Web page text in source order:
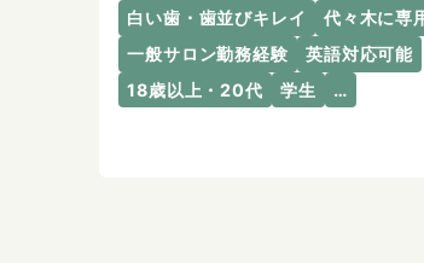
白い歯・歯並びキレイ
代々木に専
一般サロン勤務経験
英語対応可能
18歳以上・20代
学生 …